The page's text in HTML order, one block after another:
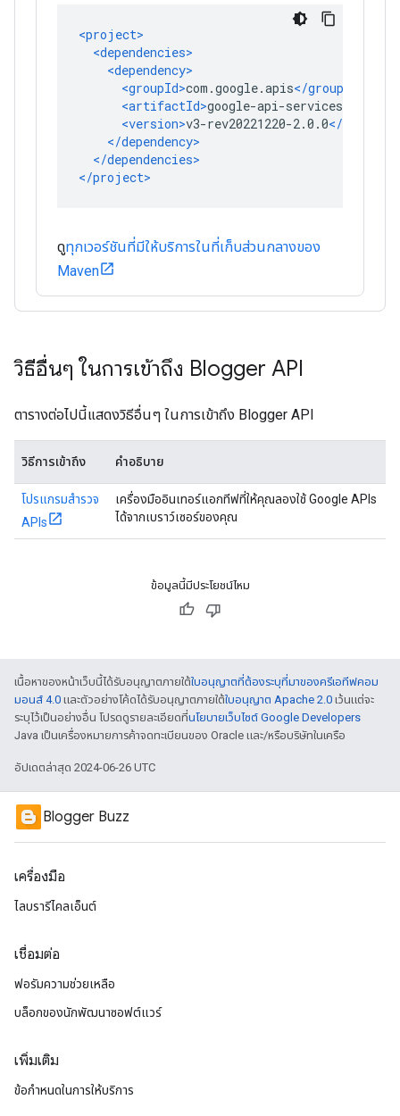
ดูทุกเวอร์ชันที่มีให้บริการในที่เก็บส่วนกลางของ
Maven
วิธีอื่นๆ ในการเข้าถึง Blogger API
ตารางต่อไปนี้แสดงวิธีอื่นๆ ในการเข้าถึง Blogger API
วิธีการเข้าถึง คำอธิบาย
โปรแกรมสำรวจ
APIs
เครื่องมืออินเทอร์แอกทีฟที่ให้คุณลองใช้ Google APIs
ได้จากเบราว์เซอร์ของคุณ
ข้อมูลนี้มีประโยชน์ไหม
เนื้อหาของหน้าเว็บนี้ได้รับอนุญาตภายใต้ใบอนุญาตที่ต้องระบุที่มาของครีเอทีฟคอม
มอนส์ 4.0 และตัวอย่างโค้ดได้รับอนุญาตภายใต้ใบอนุญาต Apache 2.0 เว้นแต่จะ
ระบุไว้เป็นอย่างอื่น โปรดดูรายละเอียดที่นโยบายเว็บไซต์ Google Developers
Java เป็นเครื่องหมายการค้าจดทะเบียนของ Oracle และ/หรือบริษัทในเครือ
อัปเดตล่าสุด 2024-06-26 UTC
Blogger Buzz
เครื่องมือ
ไลบรารีไคลเอ็นต์
เชื่อมต่อ
ฟอรัมความช่วยเหลือ
บล็อกของนักพัฒนาซอฟต์แวร์
เพิ่มเติม
ข้อกำหนดในการให้บริการ